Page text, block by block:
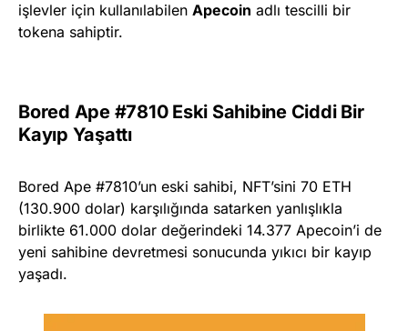
işlevler için kullanılabilen Apecoin adlı tescilli bir
tokena sahiptir.
Bored Ape #7810 Eski Sahibine Ciddi Bir
Kayıp Yaşattı
Bored Ape #7810’un eski sahibi, NFT’sini 70 ETH
(130.900 dolar) karşılığında satarken yanlışlıkla
birlikte 61.000 dolar değerindeki 14.377 Apecoin’i de
yeni sahibine devretmesi sonucunda yıkıcı bir kayıp
yaşadı.